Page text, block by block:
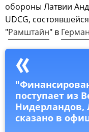
обороны Латвии
UDCG,
"Рамштайн" в
поступает из
сказано в